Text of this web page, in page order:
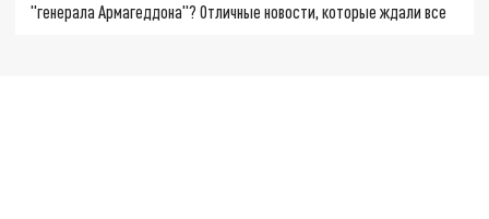
"генерала Армагеддона"? Отличные новости, которые ждали все